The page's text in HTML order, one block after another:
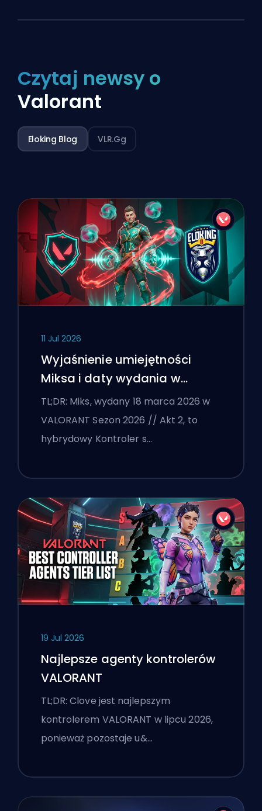
Czytaj newsy o
Valorant
Eloking Blog VLR.gg
11 Jul 2026
Wyjaśnienie umiejętności
Miksa i daty wydania w
VALORANT
TL;DR: Miks, wydany 18 marca 2026 w
VALORANT Sezon 2026 // Akt 2, to
hybrydowy Kontroler s…
19 Jul 2026
Najlepsze agenty kontrolerów
VALORANT
TL;DR: Clove jest najlepszym
kontrolerem VALORANT w lipcu 2026,
ponieważ pozostaje u&…